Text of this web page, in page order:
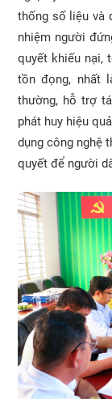
thống số liệu và
nhiệm người
quyết khiếu nại,
tồn đọng, nhất
thường, hỗ trợ
phát huy hiệu
dụng công nghệ
quyết để người